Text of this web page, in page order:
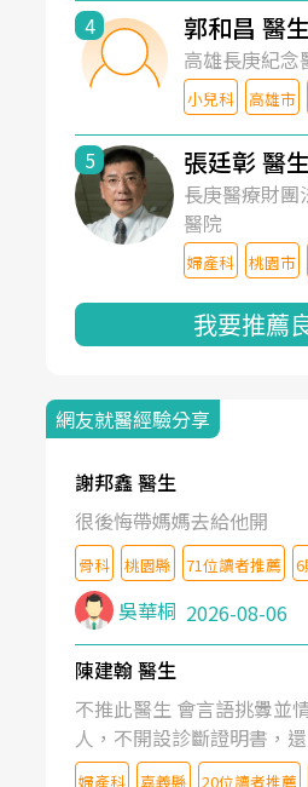
4 郭和昌 醫生
高雄長庚紀念
小兒科 高雄市
5 張廷彰 醫生
長庚醫療財團
醫院
婦產科 桃園市
我要推薦
網友就醫經驗分享
謝邦鑫 醫生
很後悔帶媽媽去給他開
骨科 桃園縣 71位讀者推薦
吳華桐 2026-08-06
陳建翰 醫生
不推此醫生 會言語挑釁並
人，不開設診斷證明書，
的判斷！
婦產科 嘉義縣 20位讀者推薦